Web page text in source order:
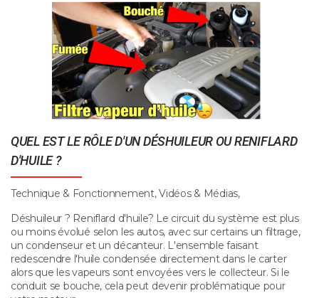
QUEL EST LE RÔLE D'UN DÉSHUILEUR OU RENIFLARD
D'HUILE ?
Technique & Fonctionnement, Vidéos & Médias,
Déshuileur ? Reniflard d'huile? Le circuit du système est plus
ou moins évolué selon les autos, avec sur certains un filtrage,
un condenseur et un décanteur. L'ensemble faisant
redescendre l'huile condensée directement dans le carter
alors que les vapeurs sont envoyées vers le collecteur. Si le
conduit se bouche, cela peut devenir problématique pour